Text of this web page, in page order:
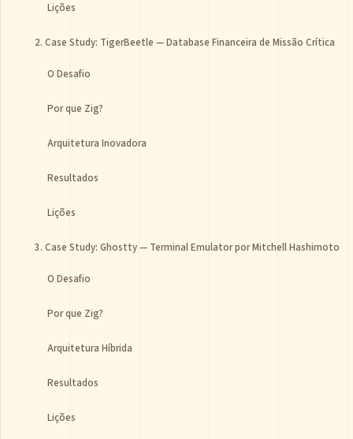
Lições
2. Case Study: TigerBeetle — Database Financeira de Missão Crítica
O Desafio
Por que Zig?
Arquitetura Inovadora
Resultados
Lições
3. Case Study: Ghostty — Terminal Emulator por Mitchell Hashimoto
O Desafio
Por que Zig?
Arquitetura Híbrida
Resultados
Lições